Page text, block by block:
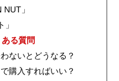
」
る質問
ないとどうなる？
購入すればいい？